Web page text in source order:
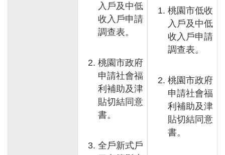
入戶及中低
收入戶申請
調查表。
桃園市政府
申請社會福
利補助及津
貼切結同意
書。
全戶新式戶
桃園市低收
入戶及中低
收入戶申請
調查表。
桃園市政府
申請社會福
利補助及津
貼切結同意
書。